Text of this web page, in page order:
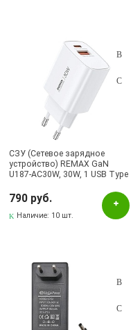
СЗУ (Сетевое зарядное
устройство) REMAX GaN
U187-AC30W, 30W, 1 USB Type
790 руб.
Наличие: 10 шт.